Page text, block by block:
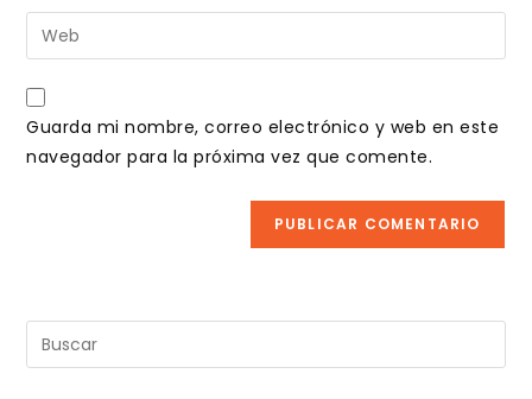
de
usuario
para
comentar
dirección
de
electrónico
para
comentar
Introduce
la
URL
de
Guarda mi nombre, correo electrónico y web en este
navegador para la próxima vez que comente.